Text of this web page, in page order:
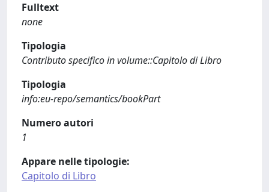
Fulltext
none
Tipologia
Contributo specifico in volume::Capitolo di Libro
Tipologia
info:eu-repo/semantics/bookPart
Numero autori
1
Appare nelle tipologie:
Capitolo di Libro